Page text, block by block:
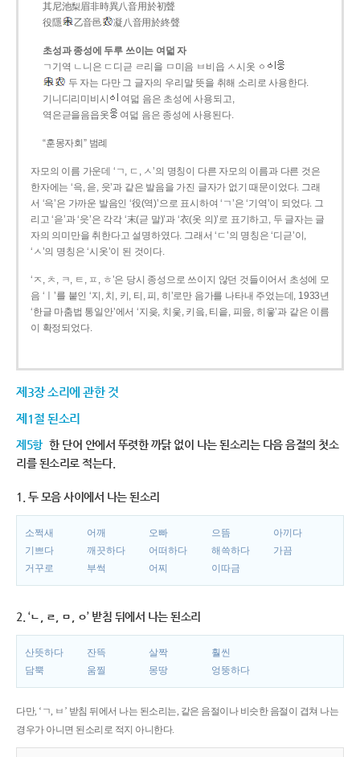
其尼池梨眉非時異八音用於初聲
役隱
乙音邑 凝八音用於終聲
초성과 종성에 두루 쓰이는 여덟 자
ㄱ기역 ㄴ니은 ㄷ디귿 ㄹ리을 ㅁ미음 ㅂ비읍 ㅅ시옷 ㆁ
두 자는 다만 그 글자의 우리말 뜻을 취해 소리로 사용한다.
기니디리미비시
여덟 음은 초성에 사용되고,
역은귿을음읍옷
여덟 음은 종성에 사용된다.
“훈몽자회” 범례
자모의 이름 가운데 ‘ㄱ, ㄷ, ㅅ’의 명칭이 다른 자모의 이름과 다른 것은
한자에는 ‘윽, 읃, 읏’과 같은 발음을 가진 글자가 없기 때문이었다. 그래
서 ‘윽’은 가까운 발음인 ‘役(역)’으로 표시하여 ‘ㄱ’은 ‘기역’이 되었다. 그
리고 ‘읃’과 ‘읏’은 각각 ‘末(귿 말)’과 ‘衣(옷 의)’로 표기하고, 두 글자는 글
자의 의미만을 취한다고 설명하였다. 그래서 ‘ㄷ’의 명칭은 ‘디귿’이,
‘ㅅ’의 명칭은 ‘시옷’이 된 것이다.
‘ㅈ, ㅊ, ㅋ, ㅌ, ㅍ, ㅎ’은 당시 종성으로 쓰이지 않던 것들이어서 초성에 모
음 ‘ㅣ’를 붙인 ‘지, 치, 키, 티, 피, 히’로만 음가를 나타내 주었는데, 1933년
‘한글 마춤법 통일안’에서 ‘지읒, 치읓, 키읔, 티읕, 피읖, 히읗’과 같은 이름
이 확정되었다.
제3장 소리에 관한 것
제1절 된소리
제5항 한 단어 안에서 뚜렷한 까닭 없이 나는 된소리는 다음 음절의 첫소
리를 된소리로 적는다.
1. 두 모음 사이에서 나는 된소리
소쩍새 어깨 오빠 으뜸
아끼다
기쁘다
깨끗하다 어떠하다 해쓱하다
가끔
거꾸로
부썩 어찌 이따금
2. ‘ㄴ, ㄹ, ㅁ, ㅇ’ 받침 뒤에서 나는 된소리
산뜻하다 잔뜩 살짝
훨씬
담뿍
움찔 몽땅 엉뚱하다
다만, ‘ㄱ, ㅂ’ 받침 뒤에서 나는 된소리는, 같은 음절이나 비슷한 음절이 겹쳐 나는
경우가 아니면 된소리로 적지 아니한다.